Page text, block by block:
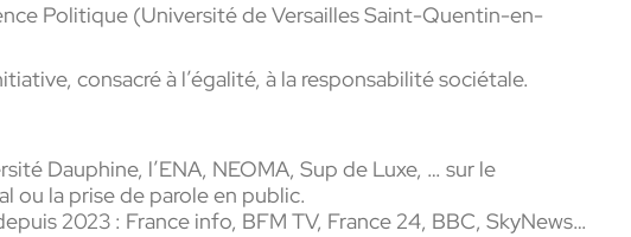
Politique (Université de Versailles Saint-Quentin-en-
consacré à l’égalité, à la responsabilité sociétale.
Dauphine, l’ENA, NEOMA, Sup de Luxe, … sur le
ou la prise de parole en public.
2023 : France info, BFM TV, France 24, BBC, SkyNews…